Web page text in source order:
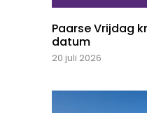
Paarse Vrijdag
datum
20 juli 2026